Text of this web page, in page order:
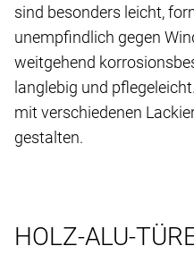
sind besonders leicht,
unempfindlich gegen
weitgehend
langlebig und
mit verschiedenen
gestalten.
HOLZ-ALU-